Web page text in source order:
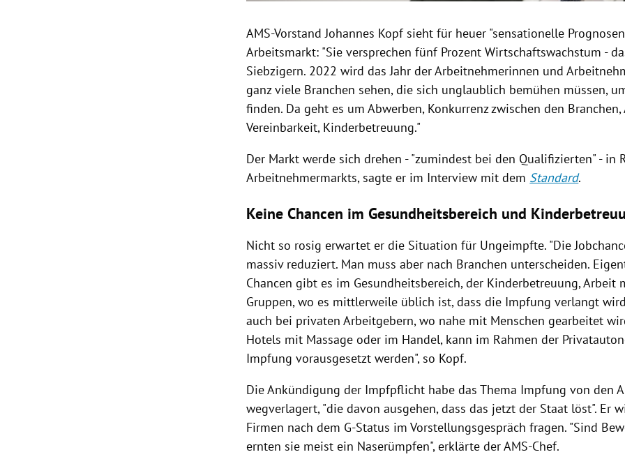
AMS-Vorstand Johannes Kopf sieht für heuer "sensationelle
Arbeitsmarkt: "Sie versprechen fünf Prozent Wirtschaftswachstum -
Siebzigern. 2022 wird das Jahr der Arbeitnehmerinnen und
ganz viele Branchen sehen, die sich unglaublich bemühen müssen,
finden. Da geht es um Abwerben, Konkurrenz zwischen den
Vereinbarkeit, Kinderbetreuung."
Der Markt werde sich drehen - "zumindest bei den Qualifizierten" - in
Arbeitnehmermarkts, sagte er im Interview mit dem Standard.
Keine Chancen im Gesundheitsbereich und
Nicht so rosig erwartet er die Situation für Ungeimpfte. "Die
massiv reduziert. Man muss aber nach Branchen unterscheiden.
Chancen gibt es im Gesundheitsbereich, der Kinderbetreuung, Arbeit
Gruppen, wo es mittlerweile üblich ist, dass die Impfung verlangt
auch bei privaten Arbeitgebern, wo nahe mit Menschen gearbeitet
Hotels mit Massage oder im Handel, kann im Rahmen der
Impfung vorausgesetzt werden", so Kopf.
Die Ankündigung der Impfpflicht habe das Thema Impfung von den
wegverlagert, "die davon ausgehen, dass das jetzt der Staat löst". Er
Firmen nach dem G-Status im Vorstellungsgespräch fragen. "Sind
ernten sie meist ein Naserümpfen", erklärte der AMS-Chef.